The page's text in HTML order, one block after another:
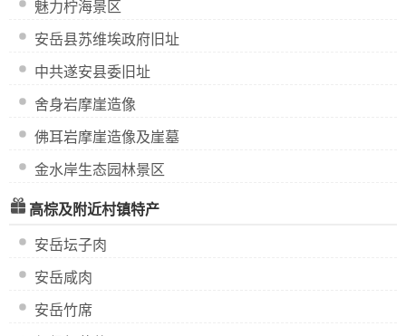
魅力柠海景区
安岳县苏维埃政府旧址
中共遂安县委旧址
舍身岩摩崖造像
佛耳岩摩崖造像及崖墓
金水岸生态园林景区
高棕及附近村镇特产
安岳坛子肉
安岳咸肉
安岳竹席